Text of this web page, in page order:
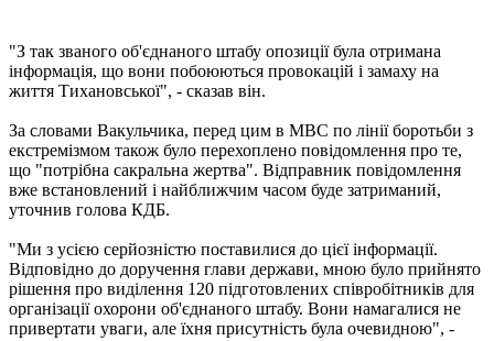
"З так званого об'єднаного штабу опозиції була отримана
інформація, що вони побоюються провокацій і замаху на
життя Тихановської", - сказав він.
За словами Вакульчика, перед цим в МВС по лінії боротьби з
екстремізмом також було перехоплено повідомлення про те,
що "потрібна сакральна жертва". Відправник повідомлення
вже встановлений і найближчим часом буде затриманий,
уточнив голова КДБ.
"Ми з усією серйозністю поставилися до цієї інформації.
Відповідно до доручення глави держави, мною було прийнято
рішення про виділення 120 підготовлених співробітників для
організації охорони об'єднаного штабу. Вони намагалися не
привертати уваги, але їхня присутність була очевидною", -